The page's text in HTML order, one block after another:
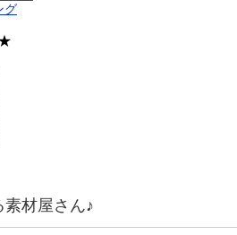
グ
素材屋さん♪